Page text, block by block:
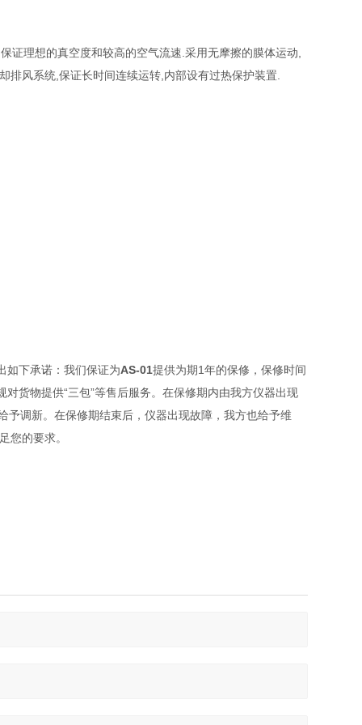
证理想的真空度和较高的空气流速.采用无摩擦的膜体运动,
排风系统,保证长时间连续运转,内部设有过热保护装置.
如下承诺：我们保证为AS-01提供为期1年的保修，保修时间
货物提供“三包”等售后服务。在保修期内由我方仪器出现
调新。在保修期结束后，仪器出现故障，我方也给予维
您的要求。